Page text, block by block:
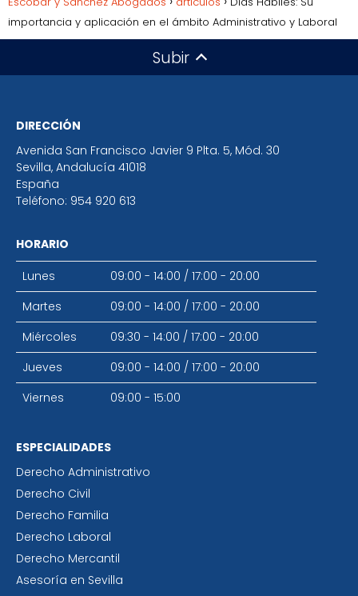
importancia y aplicación en el ámbito Administrativo y Laboral
Subir
DIRECCIÓN
Avenida San Francisco Javier 9 Plta. 5, Mód. 30
Sevilla, Andalucía 41018
España
Teléfono: 954 920 613
HORARIO
Lunes
09:00 - 14:00 / 17:00 - 20:00
Martes
09:00 - 14:00 / 17:00 - 20:00
Miércoles
09:30 - 14:00 / 17:00 - 20:00
Jueves
09:00 - 14:00 / 17:00 - 20:00
Viernes
09:00 - 15:00
ESPECIALIDADES
Derecho Administrativo
Derecho Civil
Derecho Familia
Derecho Laboral
Derecho Mercantil
Asesoría en Sevilla